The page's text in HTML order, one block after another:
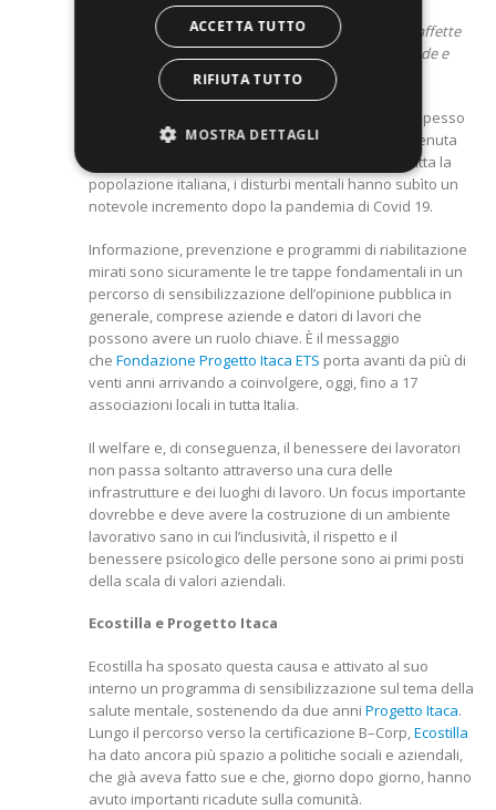
Progetto Itaca fornisce supporto attivo a persone affette
da disturbi mentali, lavorando in sinergia con aziende e
I disturbi della salute mentale sono una malattia spesso
ignorata, colpita da tanti pregiudizi e per questo tenuta
nascosta da chi ne è affetto. In realtà, diffusi in tutta la
popolazione italiana, i disturbi mentali hanno subìto un
notevole incremento dopo la pandemia di Covid 19.
Informazione, prevenzione e programmi di riabilitazione
mirati sono sicuramente le tre tappe fondamentali in un
percorso di sensibilizzazione dell’opinione pubblica in
generale, comprese aziende e datori di lavori che
possono avere un ruolo chiave. È il messaggio
che Fondazione Progetto Itaca ETS porta avanti da più di
venti anni arrivando a coinvolgere, oggi, fino a 17
associazioni locali in tutta Italia.
Il welfare e, di conseguenza, il benessere dei lavoratori
non passa soltanto attraverso una cura delle
infrastrutture e dei luoghi di lavoro. Un focus importante
dovrebbe e deve avere la costruzione di un ambiente
lavorativo sano in cui l’inclusività, il rispetto e il
benessere psicologico delle persone sono ai primi posti
della scala di valori aziendali.
Ecostilla e Progetto Itaca
Ecostilla ha sposato questa causa e attivato al suo
interno un programma di sensibilizzazione sul tema della
salute mentale, sostenendo da due anni Progetto Itaca.
Lungo il percorso verso la certificazione B–Corp,Ecostilla
ha dato ancora più spazio a politiche sociali e aziendali,
che già aveva fatto sue e che, giorno dopo giorno, hanno
avuto importanti ricadute sulla comunità.
ACCETTA TUTTO
RIFIUTA TUTTO
MOSTRA DETTAGLI